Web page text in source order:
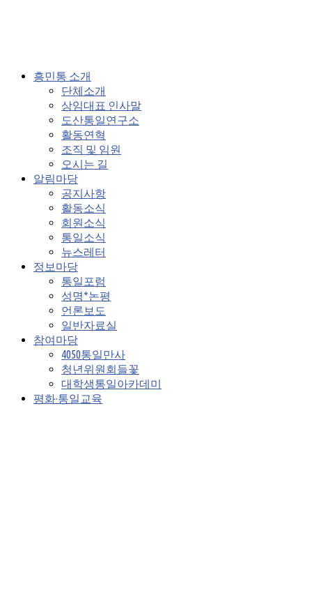
흥민통 소개
단체소개
상임대표 인사말
도산통일연구소
활동연혁
조직 및 임원
오시는 길
알림마당
공지사항
활동소식
회원소식
통일소식
뉴스레터
정보마당
통일포럼
성명*논평
언론보도
일반자료실
참여마당
4050통일만사
청년위원회들꽃
대학생통일아카데미
평화·통일교육